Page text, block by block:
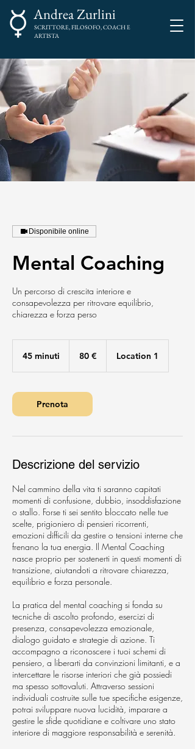
Andrea Zurlini
SCRITTORE, FILOSOFO, COACH E
ARTISTA
Disponibile online
Mental Coaching
Un percorso di crescita interiore e
consapevolezza per ritrovare equilibrio,
chiarezza e forza perso
45 minuti
i
n
u
80 € Location 1
Prenota
Descrizione del servizio
Nel cammino della vita ti saranno capitati
momenti di confusione, dubbio, insoddisfazione
o stallo. Forse ti sei sentito bloccato nelle tue
scelte, prigioniero di pensieri ricorrenti,
emozioni difficili da gestire o tensioni interne che
frenano la tua energia. Il Mental Coaching
nasce proprio per sostenerti in questi momenti di
transizione, aiutandoti a ritrovare chiarezza,
equilibrio e forza personale.
La pratica del mental coaching si fonda su
tecniche di ascolto profondo, esercizi di
presenza, consapevolezza emozionale,
dialogo guidato e strategie di azione. Ti
accompagno a riconoscere i tuoi schemi di
pensiero, a liberarti da convinzioni limitanti, e a
intercettare le risorse interiori che già possiedi
ma spesso sottovaluti. Attraverso sessioni
individuali costruite sulle tue specifiche esigenze,
potrai sviluppare nuova lucidità, imparare a
gestire le sfide quotidiane e coltivare uno stato
interiore di maggiore responsabilità e serenità.